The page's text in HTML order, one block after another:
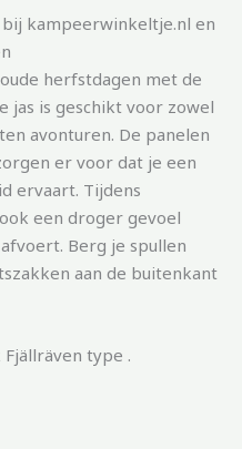
kampeerwinkeltje.nl en
herfstdagen met de
jas is geschikt voor zowel
avonturen. De panelen
er voor dat je een
ervaart. Tijdens
een droger gevoel
Berg je spullen
aan de buitenkant
type .